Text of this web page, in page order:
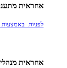
אחראית
לפניות
אחראית